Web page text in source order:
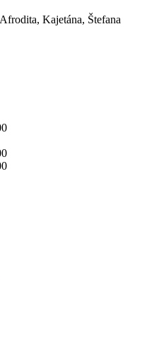
Kajetána, Štefana